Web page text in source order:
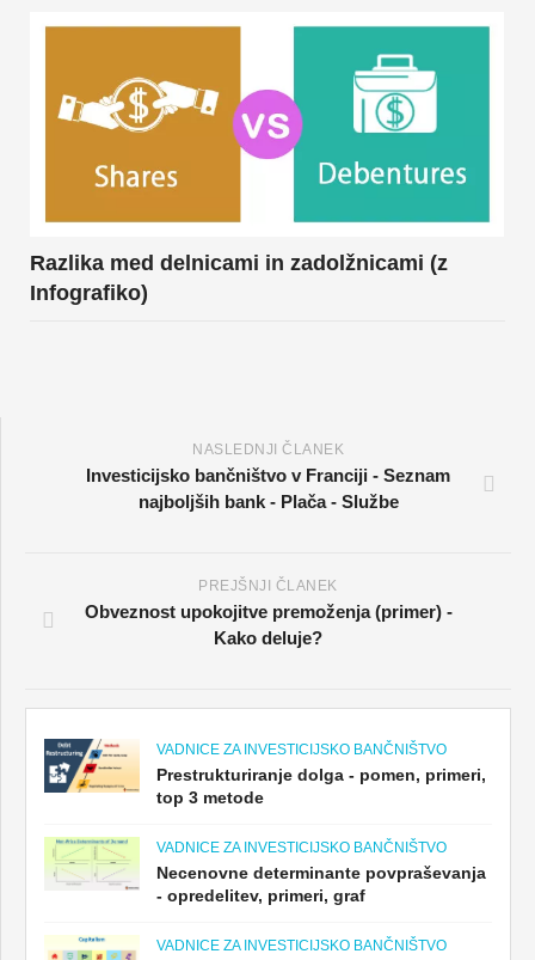
Razlika med delnicami in zadolžnicami (z
Infografiko)
NASLEDNJI ČLANEK
Investicijsko bančništvo v Franciji - Seznam
najboljših bank - Plača - Službe
PREJŠNJI ČLANEK
Obveznost upokojitve premoženja (primer) -
Kako deluje?
VADNICE ZA INVESTICIJSKO BANČNIŠTVO
Prestrukturiranje dolga - pomen, primeri,
top 3 metode
VADNICE ZA INVESTICIJSKO BANČNIŠTVO
Necenovne determinante povpraševanja
- opredelitev, primeri, graf
VADNICE ZA INVESTICIJSKO BANČNIŠTVO